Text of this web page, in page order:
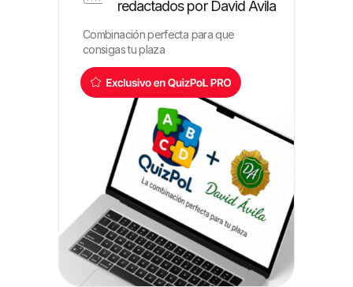
redactados por David Ávila
Combinación perfecta para que
consigas tu plaza